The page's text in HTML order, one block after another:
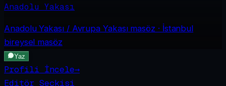
Anadolu Yakası
Anadolu Yakası / Avrupa Yakasımasöz · İstanbul
bireysel masöz
Yaz
Profili İncele→
Editör Seçkisi